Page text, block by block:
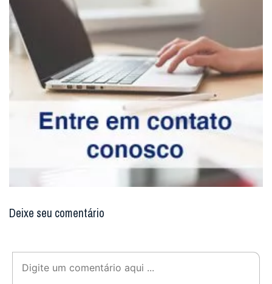
Deixe seu comentário